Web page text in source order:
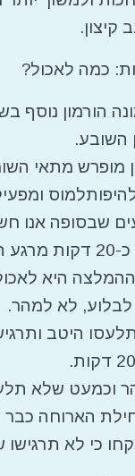
קיצון.
כמה לאכול?
הורמון נוסף
השובע.
מופרש מתאי
שבסופה אנו
התהליך אורך כ-20
ההמלצה היא
לא למהר.
היטב
וכמעט שלא
הארוחה
כי לא תרגישו